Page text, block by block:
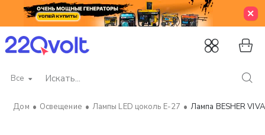
Все
Искать...
Освещение Лампы LED цоколь Е-27 Лампа BESHER